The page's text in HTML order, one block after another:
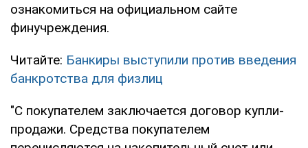
ознакомиться на официальном сайте
финучреждения.
Читайте: Банкиры выступили против введения
банкротства для физлиц
"С покупателем заключается договор купли-
продажи. Средства покупателем